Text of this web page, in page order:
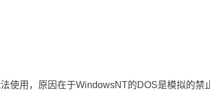
使用，原因在于WindowsNT的DOS是模拟的禁